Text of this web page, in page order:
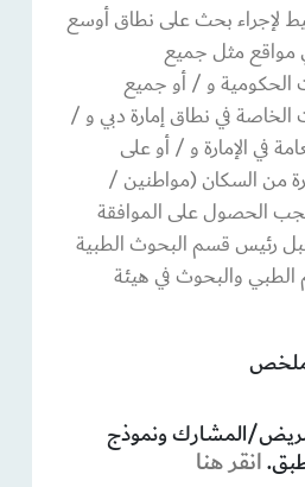
لإجراء بحث على نطاق أوسع
مواقع مثل جميع
الحكومية و / أو جميع
في نطاق إمارة دبي و /
في الإمارة و / أو على
من السكان (مواطنين /
الحصول على الموافقة
قبل رئيس قسم البحوث الطبية
الطبي والبحوث في هيئة
المشارك ونموذج
انقر هنا